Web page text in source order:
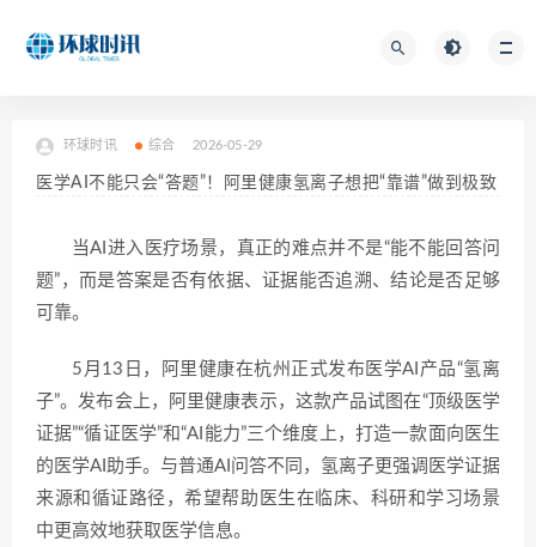
环球时讯 综合 2026-05-29
医学AI不能只会“答题”！阿里健康氢离子想把“靠谱”做到极致
当AI进入医疗场景，真正的难点并不是“能不能回答问
题”，而是答案是否有依据、证据能否追溯、结论是否足够
可靠。
5月13日，阿里健康在杭州正式发布医学AI产品“氢离
子”。发布会上，阿里健康表示，这款产品试图在“顶级医学
证据”“循证医学”和“AI能力”三个维度上，打造一款面向医生
的医学AI助手。与普通AI问答不同，氢离子更强调医学证据
来源和循证路径，希望帮助医生在临床、科研和学习场景
中更高效地获取医学信息。